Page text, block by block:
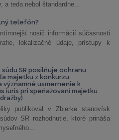
a teda nebol štandardne...
telefón?
nosič informácií súčasnosti
lokalizačné údaje, prístupy k
SR posilňuje ochranu
majetku z konkurzu.
významné usmernenie k
iuris pri speňažovaní majetku
publikoval v Zbierke stanovísk
SR rozhodnutie, ktoré prináša